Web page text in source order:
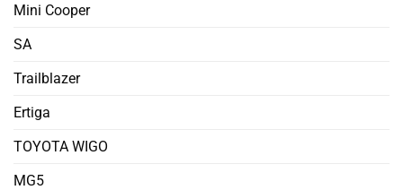
Mini Cooper
SA
Trailblazer
Ertiga
TOYOTA WIGO
MG5